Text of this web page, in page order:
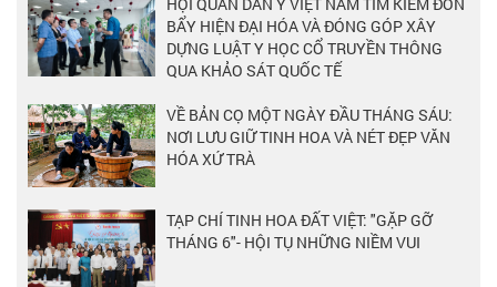
BẨY HIỆN ĐẠI HÓA VÀ ĐÓNG GÓP XÂY
DỰNG LUẬT Y HỌC CỔ TRUYỀN THÔNG
QUA KHẢO SÁT QUỐC TẾ
VỀ BẢN CỌ MỘT NGÀY ĐẦU THÁNG SÁU:
NƠI LƯU GIỮ TINH HOA VÀ NÉT ĐẸP VĂN
HÓA XỨ TRÀ
TẠP CHÍ TINH HOA ĐẤT VIỆT: "GẶP GỠ
THÁNG 6"- HỘI TỤ NHỮNG NIỀM VUI